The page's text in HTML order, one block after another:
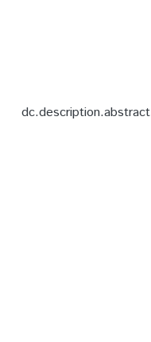
dc.description.abstract